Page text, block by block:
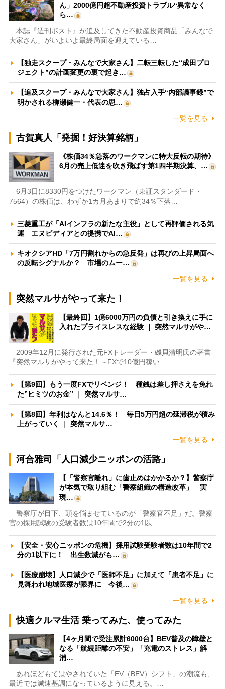
ん」2000億円超不動産投資トラブル“異常なく
ら…
本誌『週刊ポスト』が追及してきた不動産投資商品「みんなで
大家さん」がいよいよ最終局面を迎えている…
【独走スクープ・みんなで大家さん】二転三転した“成田プロ
ジェクト”の計画変更の裏で起き…
【追及スクープ・みんなで大家さん】独占入手“内部議事録”で
明かされる柳瀬健一・代表の思…
一覧を見る
古賀真人「発掘！好決算銘柄」
《株価34％急落のワークマンに特大反転の期待》
6月の売上低迷を吹き飛ばす第1四半期決算、…
6月3日に8330円をつけたワークマン（東証スタンダード・
7564）の株価は、わずか1カ月あまりで約34％下落…
三菱重工が「AIインフラの新たな主役」として再評価される気
運 エヌビディアとの提携でAI…
キオクシアHD「7万円割れからの急反発」は再びの上昇局面へ
の反転シグナルか？ 市場のムー…
一覧を見る
突然マルサがやって来た！
【最終回】1億6000万円の負債と引き換えに手に
入れたプライスレスな経験 ｜ 突然マルサがや…
2009年12月に発行された元FXトレーダー・磯貝清明氏の著書
『突然マルサがやって来た！～FXで10億円稼い…
【第9回】もう一度FXでリベンジ！ 種銭は差し押さえを免れ
た”ヒミツのお金” ｜ 突然マルサ…
【第8回】年利はなんと14.6％！ 毎日5万円超の延滞税が積み
上がっていく ｜ 突然マルサ…
一覧を見る
河合雅司「人口減少ニッポンの活路」
【「警察官離れ」に歯止めはかかるか？】警察庁
が本気で取り組む「警察組織の構造改革」 実
現…
警察庁が目下、頭を悩ませているのが「警察官不足」だ。警察
官の採用試験の受験者数は10年間で2分の1以…
【安全・安心ニッポンの危機】採用試験受験者数は10年間で2
分の1以下に！ 出生数減がも…
【医療崩壊】人口減少で「医師不足」に加えて「患者不足」に
見舞われ地域医療が限界に 今後…
一覧を見る
快適クルマ生活 乗ってみた、使ってみた
【4ヶ月間で受注累計6000台】BEV普及の障壁と
なる「航続距離の不安」「充電のストレス」解
消…
あれほどもてはやされていた「EV（BEV）シフト」の潮流も、
最近では減速基調になっているように見える。…